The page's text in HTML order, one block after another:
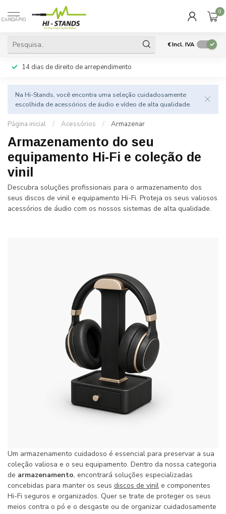
CARDÁPIO
0
€Incl. IVA
14 dias de direito de arrependimento
Na Hi-Stands, você encontra uma seleção cuidadosamente
escolhida de acessórios de áudio e vídeo de alta qualidade.
Página inicial / Acessórios / Armazenar
Armazenamento do seu
equipamento Hi-Fi e coleção de
vinil
Descubra soluções profissionais para o armazenamento dos
seus discos de vinil e equipamento Hi-Fi. Proteja os seus valiosos
acessórios de áudio com os nossos sistemas de alta qualidade.
Um armazenamento cuidadoso é essencial para preservar a sua
coleção valiosa e o seu equipamento. Dentro da nossa categoria
de armazenamento, encontrará soluções especializadas
concebidas para manter os seus discos de vinil e componentes
Hi-Fi seguros e organizados. Quer se trate de proteger os seus
meios contra o pó e o desgaste ou de organizar cuidadosamente